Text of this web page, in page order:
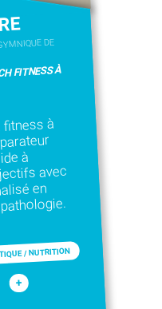
DE
FITNESS À
à
à
avec
en
/ NUTRITION
+